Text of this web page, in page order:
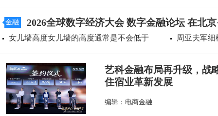
金融 2026全球数字经济大会 数字金融论坛 在北
女儿墙高度女儿墙的高度通常是不会低于 周亚夫军
艺科金融布局再升级，战
住宿业革新发展
编辑：电商金融